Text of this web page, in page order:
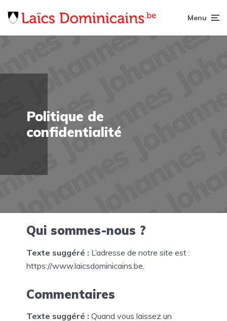
Menu
Politique de
confidentialité
Qui sommes-nous ?
Texte suggéré : L’adresse de notre site est :
https://www.laicsdominicains.be.
Commentaires
Texte suggéré : Quand vous laissez un